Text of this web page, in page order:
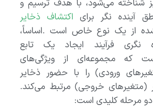
شناخته می‌شود، با هدف ترسیم و
آینده نگر برای اکتشاف ذخایر
از یک نوع خاص است .اساساً،
نگری فرآیند ایجاد یک تابع
که مجموعه‌ای از ویژگی‌های
ورودی) را با حضور ذخایر
(متغیرهای خروجی) مرتبط می‌کند.
دو مرحله کلیدی است: